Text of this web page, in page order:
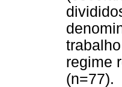
regime
(n=77).